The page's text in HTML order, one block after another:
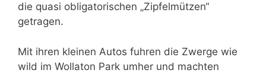
die quasi obligatorischen „Zipfelmützen“
getragen.
Mit ihren kleinen Autos fuhren die Zwerge wie
wild im Wollaton Park umher und machten